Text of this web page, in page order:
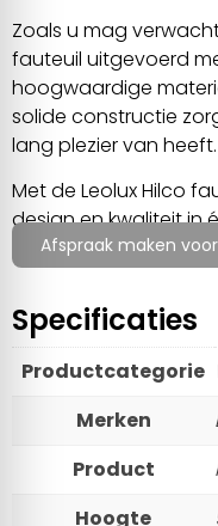
Zoals u mag
fauteuil uitgevoerd
hoogwaardige
solide constructie
lang plezier van heeft.
Met de Leolux Hilco
design en kwaliteit in
Afspraak maken
Specificaties
Productcategorie
Merken
Product
Hoogte